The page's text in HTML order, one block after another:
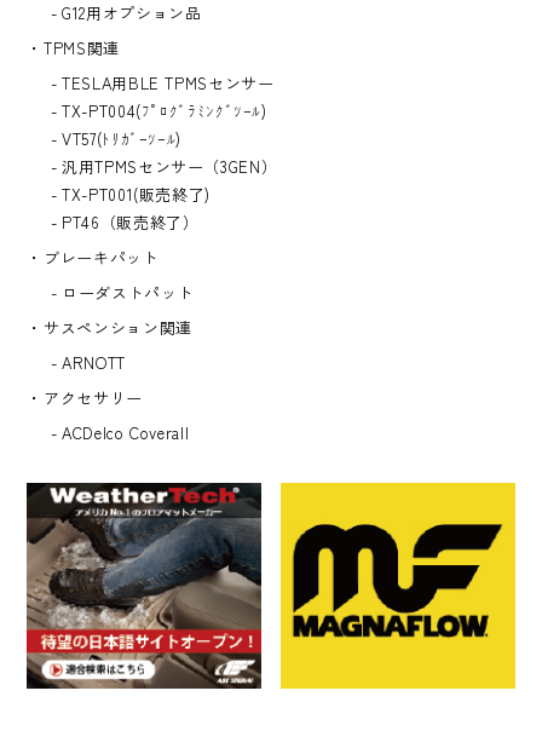
G12用オプション品
TPMS関連
TESLA用BLE TPMSセンサー
TX-PT004(ﾌﾟﾛｸﾞﾗﾐﾝｸﾞﾂｰﾙ)
VT57(ﾄﾘｶﾞｰﾂｰﾙ)
汎用TPMSセンサー（3GEN）
TX-PT001(販売終了)
PT46（販売終了）
ブレーキパット
ローダストパット
サスペンション関連
ARNOTT
アクセサリー
ACDelco Coverall